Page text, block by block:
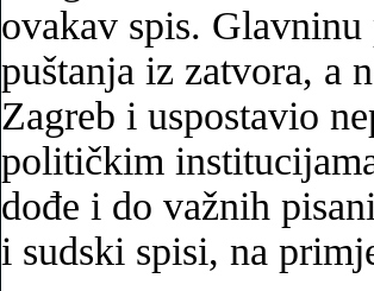
ovakav spis.
puštanja iz zatvora, a
Zagreb i uspostavio
političkim
dođe i do važnih
i sudski spisi, na